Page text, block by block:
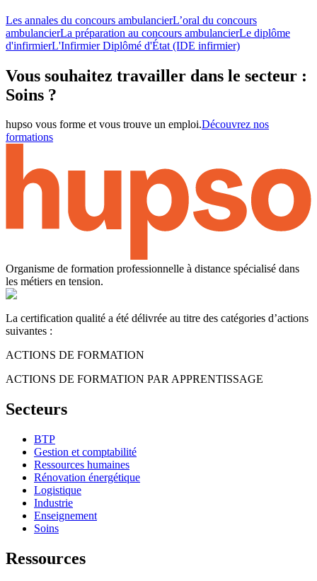
Les annales du concours ambulancierL’oral du concours
ambulancierLa préparation au concours ambulancierLe diplôme
d'infirmierL'Infirmier Diplômé d'État (IDE infirmier)
Vous souhaitez travailler dans le secteur :
Soins ?
hupso vous forme et vous trouve un emploi.Découvrez nos
formations
Organisme de formation professionnelle à distance spécialisé dans
les métiers en tension.
La certification qualité a été délivrée au titre des catégories d’actions
suivantes :
ACTIONS DE FORMATION
ACTIONS DE FORMATION PAR APPRENTISSAGE
Secteurs
BTP
Gestion et comptabilité
Ressources humaines
Rénovation énergétique
Logistique
Industrie
Enseignement
Soins
Ressources